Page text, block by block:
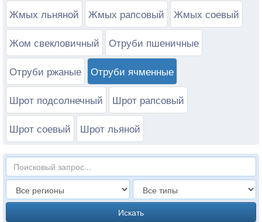
Жмых льняной
Жмых рапсовый
Жмых соевый
Жом свекловичный
Отруби пшеничные
Отруби ржаные
Отруби ячменные
Шрот подсолнечный
Шрот рапсовый
Шрот соевый
Шрот льяной
Искать